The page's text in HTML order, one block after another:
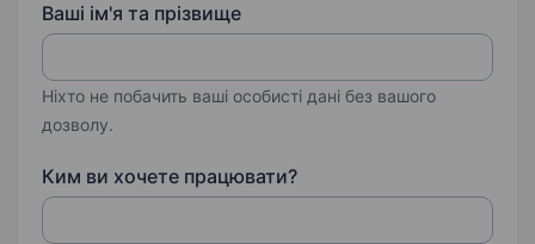
Ваші ім'я та прізвище
Ніхто не побачить ваші особисті дані без вашого
дозволу.
Ким ви хочете працювати?